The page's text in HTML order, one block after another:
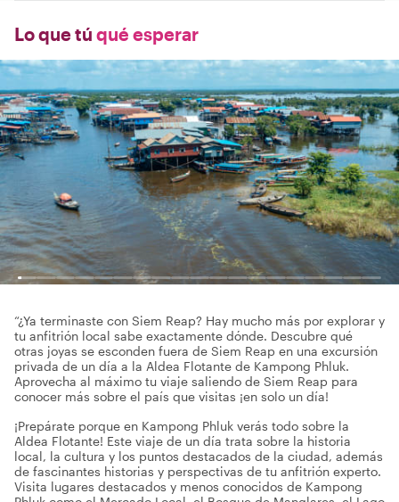
Lo que tú qué esperar
“¿Ya terminaste con Siem Reap? Hay mucho más por explorar y
tu anfitrión local sabe exactamente dónde. Descubre qué
otras joyas se esconden fuera de Siem Reap en una excursión
privada de un día a la Aldea Flotante de Kampong Phluk.
Aprovecha al máximo tu viaje saliendo de Siem Reap para
conocer más sobre el país que visitas ¡en solo un día!
¡Prepárate porque en Kampong Phluk verás todo sobre la
Aldea Flotante! Este viaje de un día trata sobre la historia
local, la cultura y los puntos destacados de la ciudad, además
de fascinantes historias y perspectivas de tu anfitrión experto.
Visita lugares destacados y menos conocidos de Kampong